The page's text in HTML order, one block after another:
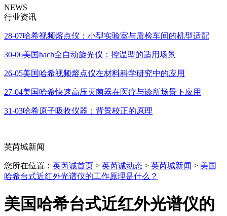
NEWS
行业资讯
28-07哈希视频熔点仪：小型实验室与质检车间的机型适配
30-06美国hach全自动旋光仪：控温型的适用场景
26-05美国哈希视频熔点仪在材料科学研究中的应用
27-04美国哈希快速高压灭菌器在医疗与诊所场景下应用
31-03哈希原子吸收仪器：背景校正的原理
英芮城新闻
您所在位置： 英芮诚首页 > 英芮诚动态 > 英芮城新闻 > 美国
哈希台式近红外光谱仪的工作原理是什么？
美国哈希台式近红外光谱仪的